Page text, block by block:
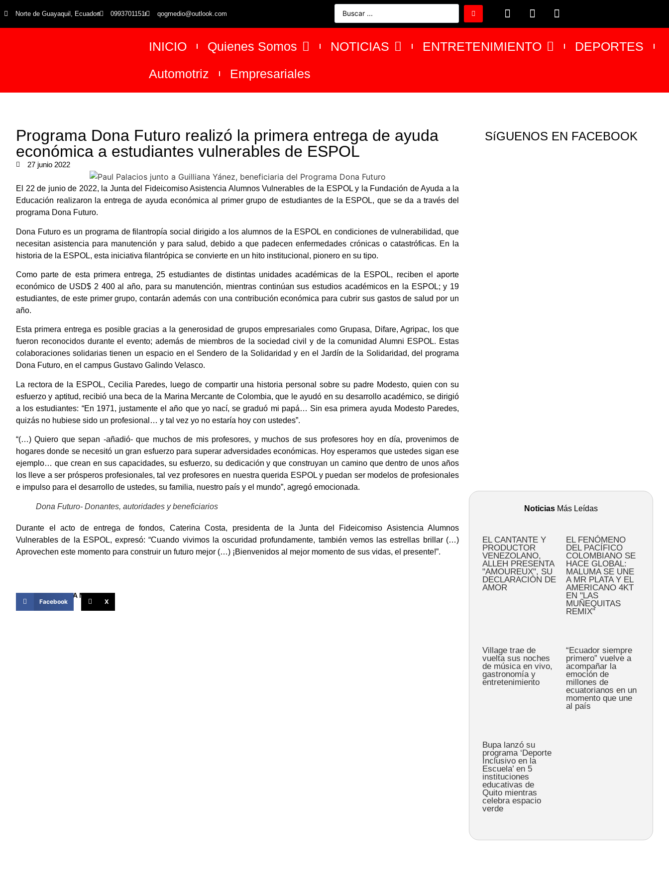
Norte de Guayaquil, Ecuador 0993701151 qogmedio@outlook.com
INICIO Quienes Somos NOTICIAS ENTRETENIMIENTO
DEPORTES
Automotriz
Empresariales
Programa Dona Futuro realizó la primera entrega de ayuda
económica a estudiantes vulnerables de ESPOL
27 junio 2022
El 22 de junio de 2022, la Junta del Fideicomiso Asistencia Alumnos Vulnerables de la ESPOL y la Fundación de Ayuda a la
Educación realizaron la entrega de ayuda económica al primer grupo de estudiantes de la ESPOL, que se da a través del
programa Dona Futuro.
Dona Futuro es un programa de filantropía social dirigido a los alumnos de la ESPOL en condiciones de vulnerabilidad, que
necesitan asistencia para manutención y para salud, debido a que padecen enfermedades crónicas o catastróficas. En la
historia de la ESPOL, esta iniciativa filantrópica se convierte en un hito institucional, pionero en su tipo.
Como parte de esta primera entrega, 25 estudiantes de distintas unidades académicas de la ESPOL, reciben el aporte
económico de USD$ 2 400 al año, para su manutención, mientras continúan sus estudios académicos en la ESPOL; y 19
estudiantes, de este primer grupo, contarán además con una contribución económica para cubrir sus gastos de salud por un
año.
Esta primera entrega es posible gracias a la generosidad de grupos empresariales como Grupasa, Difare, Agripac, los que
fueron reconocidos durante el evento; además de miembros de la sociedad civil y de la comunidad Alumni ESPOL. Estas
colaboraciones solidarias tienen un espacio en el Sendero de la Solidaridad y en el Jardín de la Solidaridad, del programa
Dona Futuro, en el campus Gustavo Galindo Velasco.
La rectora de la ESPOL, Cecilia Paredes, luego de compartir una historia personal sobre su padre Modesto, quien con su
esfuerzo y aptitud, recibió una beca de la Marina Mercante de Colombia, que le ayudó en su desarrollo académico, se dirigió
a los estudiantes: “En 1971, justamente el año que yo nací, se graduó mi papá… Sin esa primera ayuda Modesto Paredes,
quizás no hubiese sido un profesional… y tal vez yo no estaría hoy con ustedes”.
“(…) Quiero que sepan -añadió- que muchos de mis profesores, y muchos de sus profesores hoy en día, provenimos de
hogares donde se necesitó un gran esfuerzo para superar adversidades económicas. Hoy esperamos que ustedes sigan ese
ejemplo… que crean en sus capacidades, su esfuerzo, su dedicación y que construyan un camino que dentro de unos años
los lleve a ser prósperos profesionales, tal vez profesores en nuestra querida ESPOL y puedan ser modelos de profesionales
e impulso para el desarrollo de ustedes, su familia, nuestro país y el mundo”, agregó emocionada.
Dona Futuro- Donantes, autoridades y beneficiarios
Durante el acto de entrega de fondos, Caterina Costa, presidenta de la Junta del Fideicomiso Asistencia Alumnos
Vulnerables de la ESPOL, expresó: “Cuando vivimos la oscuridad profundamente, también vemos las estrellas brillar (…)
Aprovechen este momento para construir un futuro mejor (…) ¡Bienvenidos al mejor momento de sus vidas, el presente!”.
COMPARTIR ESTA NOTICIA
Facebook X
SíGUENOS EN FACEBOOK
Noticias Más Leídas
EL CANTANTE Y
PRODUCTOR
VENEZOLANO,
ALLEH PRESENTA
"AMOUREUX", SU
DECLARACIÓN DE
AMOR
EL FENÓMENO
DEL PACÍFICO
COLOMBIANO SE
HACE GLOBAL:
MALUMA SE UNE
A MR PLATA Y EL
AMERICANO 4KT
EN "LAS
MUÑEQUITAS
REMIX"
Village trae de
vuelta sus noches
de música en vivo,
gastronomía y
entretenimiento
“Ecuador siempre
primero” vuelve a
acompañar la
emoción de
millones de
ecuatorianos en un
momento que une
al país
Bupa lanzó su
programa ‘Deporte
Inclusivo en la
Escuela’ en 5
instituciones
educativas de
Quito mientras
celebra espacio
verde